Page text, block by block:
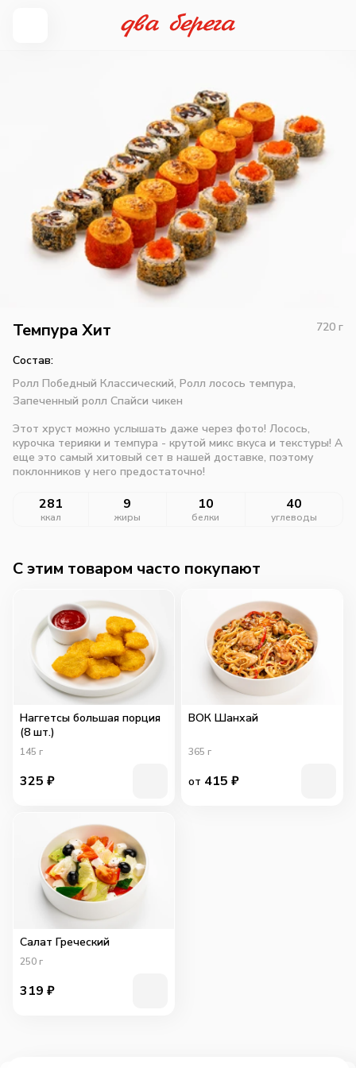
Темпура Хит 720 г
Состав:
Ролл Победный Классический, Ролл лосось темпура,
Запеченный ролл Спайси чикен
Этот хруст можно услышать даже через фото! Лосось,
курочка терияки и темпура - крутой микс вкуса и текстуры! А
еще это самый хитовый сет в нашей доставке, поэтому
поклонников у него предостаточно!
281
ккал
9
жиры
10
белки
40
углеводы
C этим товаром часто покупают
Наггетсы большая порция
(8 шт.)
145 г
325 ₽
ВОК Шанхай
365 г
от 415 ₽
Салат Греческий
250 г
319 ₽